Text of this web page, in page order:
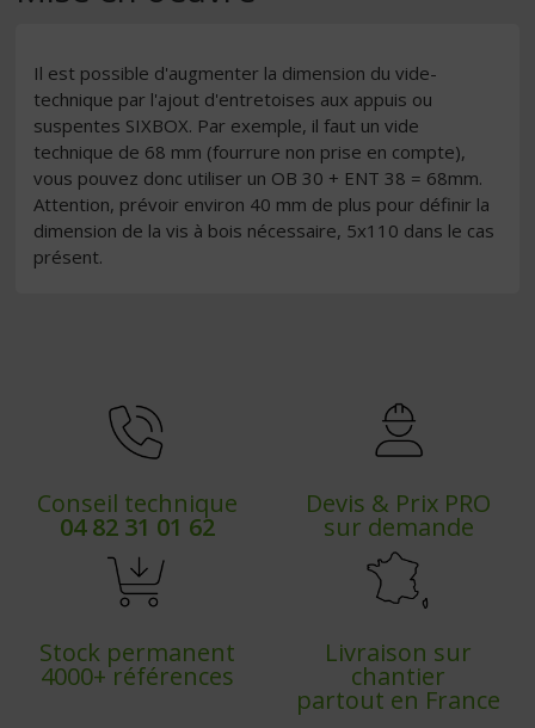
Il est possible d'augmenter la dimension du vide-
technique par l'ajout d'entretoises aux appuis ou
suspentes SIXBOX. Par exemple, il faut un vide
technique de 68 mm (fourrure non prise en compte),
vous pouvez donc utiliser un OB 30 + ENT 38 = 68mm.
Attention, prévoir environ 40 mm de plus pour définir la
dimension de la vis à bois nécessaire, 5x110 dans le cas
présent.
Conseil technique
04 82 31 01 62
Devis & Prix PRO
sur demande
Stock permanent
4000+ références
Livraison sur
chantier
partout en France